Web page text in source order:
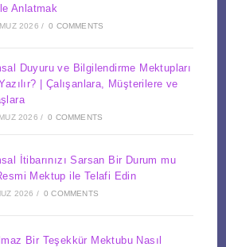
Anlatmak
2026 / 0 COMMENTS
Duyuru ve Bilgilendirme Mektupları
| Çalışanlara, Müşterilere ve
2026 / 0 COMMENTS
İtibarınızı Sarsan Bir Durum mu
Mektup ile Telafi Edin
2026 / 0 COMMENTS
Bir Teşekkür Mektubu Nasıl